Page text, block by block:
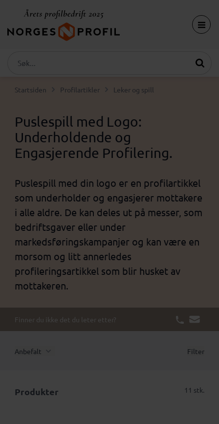
Startsiden Profilartikler Leker og spill
Puslespill med Logo:
Underholdende og
Engasjerende Profilering.
Puslespill med din logo er en profilartikkel
som underholder og engasjerer mottakere
i alle aldre. De kan deles ut på messer, som
bedriftsgaver eller under
markedsføringskampanjer og kan være en
morsom og litt annerledes
profileringsartikkel som blir husket av
mottakeren.
Finner du ikke det du leter etter?
Anbefalt Filter
Produkter 11 stk.